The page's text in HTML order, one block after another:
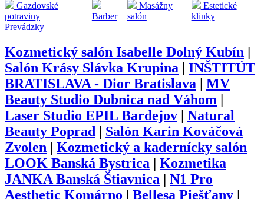
Gazdovské
potraviny
Barber
Masážny
salón
Estetické
klinky
Prevádzky
Kozmetický salón Isabelle Dolný Kubín |
Salón Krásy Slávka Krupina | INŠTITÚT
BRATISLAVA - Dior Bratislava | MV
Beauty Studio Dubnica nad Váhom |
Laser Studio EPIL Bardejov | Natural
Beauty Poprad | Salón Karin Kováčová
Zvolen | Kozmetický a kadernícky salón
LOOK Banská Bystrica | Kozmetika
JANKA Banská Štiavnica | N1 Pro
Aesthetic Komárno | Bellesa Piešťany |